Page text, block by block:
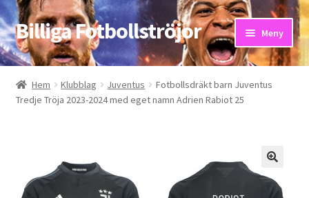
Hoppa
till
navigering
Hoppa
till
innehåll
Billiga Fotbollströjor Meny
Hem
Bloggar
Kassa
Hem Klubblag Juventus
Fotbollsdräkt barn Juventus
Tredje Tröja 2023-2024 med eget namn Adrien Rabiot 25